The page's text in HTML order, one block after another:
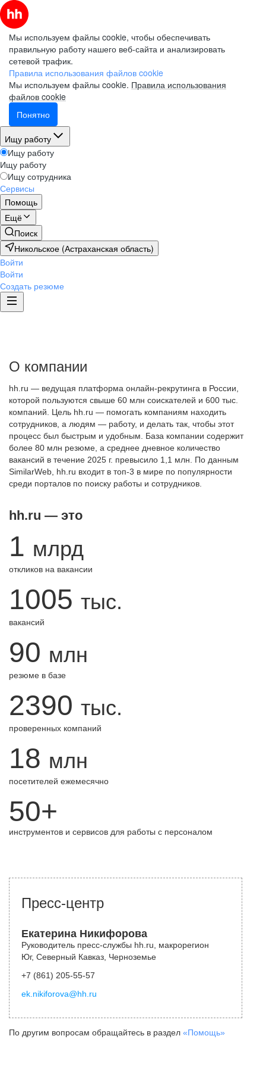
Мы используем файлы cookie, чтобы обеспечивать
правильную работу нашего веб-сайта и анализировать
сетевой трафик.
Правила использования файлов cookie
Мы используем файлы cookie. Правила использования
файлов cookie
Понятно
Ищу работу
Ищу работу
Ищу работу
Ищу сотрудника
Сервисы
Помощь
Ещё
Поиск
Никольское (Астраханская область)
Войти
Войти
Создать резюме
О компании
hh.ru — ведущая платформа онлайн-рекрутинга в России,
которой пользуются свыше 60 млн соискателей и 600 тыс.
компаний. Цель hh.ru — помогать компаниям находить
сотрудников, а людям — работу, и делать так, чтобы этот
процесс был быстрым и удобным. База компании содержит
более 80 млн резюме, а среднее дневное количество
вакансий в течение 2025 г. превысило 1,1 млн. По данным
SimilarWeb, hh.ru входит в топ-3 в мире по популярности
среди порталов по поиску работы и сотрудников.
hh.ru — это
1 млрд
откликов на вакансии
1005 тыс.
вакансий
90 млн
резюме в базе
2390 тыс.
проверенных компаний
18 млн
посетителей ежемесячно
50+
инструментов и сервисов для работы с персоналом
Пресс-центр
Екатерина Никифорова
Руководитель пресс-службы hh.ru, макрорегион
Юг, Северный Кавказ, Черноземье
+7 (861) 205-55-57
ek.nikiforova@hh.ru
По другим вопросам обращайтесь в раздел «Помощь»